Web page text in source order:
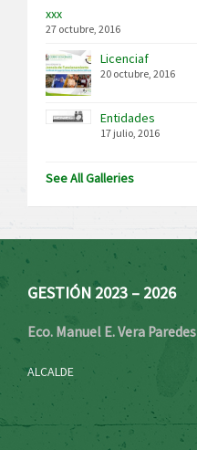
xxx
27 octubre, 2016
Licenciaf
20 octubre, 2016
Entidades
17 julio, 2016
See All Galleries
GESTIÓN 2023 – 2026
Eco. Manuel E. Vera Paredes
ALCALDE